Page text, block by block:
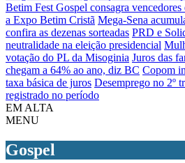
Betim Fest Gospel consagra vencedores
a Expo Betim Cristã Mega-Sena
confira as dezenas sorteadas PRD e
neutralidade na eleição presidencial
votação do PL da Misoginia Juros das
chegam a 64% ao ano, diz BC Copom
taxa básica de juros Desemprego no 2º
registrado no período
EM ALTA
MENU
Gospel